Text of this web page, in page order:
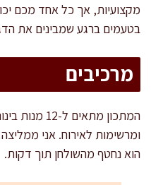
מקצועיות, אך כל אחד מכם
בטעמים ברגע שמבינים את
מרכיבים
ומרשימות לאירוח. אני
הוא נחטף מהשולחן תוך דקות.